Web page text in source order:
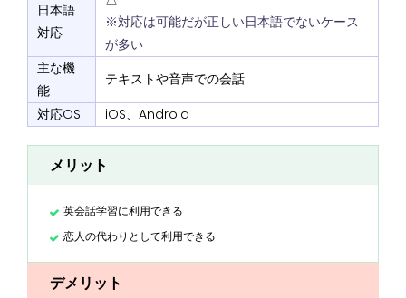
日本語
対応
※対応は可能だが正しい日本語でないケース
が多い
主な機
能
テキストや音声での会話
対応OS
iOS、Android
メリット
英会話学習に利用できる
恋人の代わりとして利用できる
デメリット